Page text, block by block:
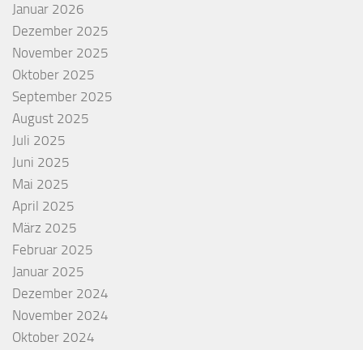
Januar 2026
Dezember 2025
November 2025
Oktober 2025
September 2025
August 2025
Juli 2025
Juni 2025
Mai 2025
April 2025
März 2025
Februar 2025
Januar 2025
Dezember 2024
November 2024
Oktober 2024